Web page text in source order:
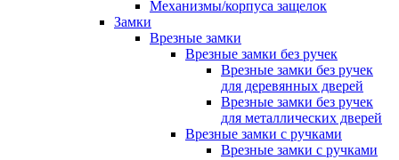
Механизмы/корпуса защелок
Замки
Врезные замки
Врезные замки без ручек
Врезные замки без ручек
для деревянных дверей
Врезные замки без ручек
для металлических дверей
Врезные замки с ручками
Врезные замки с ручками